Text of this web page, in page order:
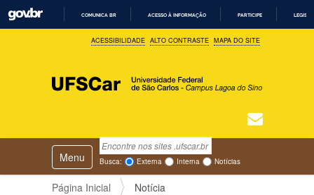
R
A
E
D
COMUNICA BR ACESSO À INFORMAÇÃO PARTICIPE
ACESSIBILIDADE ALTO CONTRASTE MAPA DO SITE
Busca
Busca Avançada…
Busca: Externa Interna Notícias
v
Toggle navigation
Página Inicial Notícia